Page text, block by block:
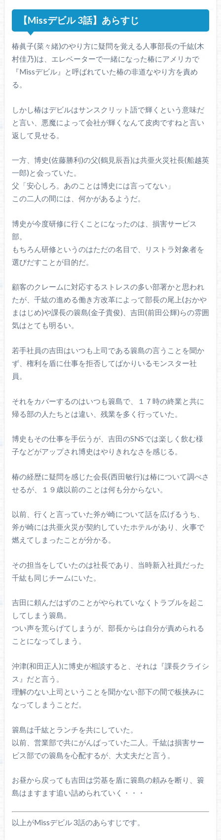
【Missデビル 3話】あらすじ
椿眞子(菜々緒)のやり方に疑問を覚える人事部長の千紘(木
村佳乃)は、エレベーターで一緒になった椿にアメリカで
『Missデビル』と呼ばれていた椿の非道なやり方を責め
る。
しかし椿はデビルはサンスクリット語で輝くという意味だ
と言い、悪魔によって会社が輝くなんて皮肉ですねと言い
返して見せる。
一方、博史(佐藤勝利)の父(鶴見辰吾)は共亜火災社長(船越英
一郎)と会っていた。
父「安心しろ。あのことは博史には言ってない」
この二人の間には、何かがあるようだ。
博史が今度研修に行くことになったのは、損害サービス
部。
もちろん研修というのはただの名目で、リストラ対象者を
選びだすことが目的だ。
顧客のクレームに対応するストレスの多い部署かと思われ
たが、千紘の進める働き方改革によって部長の尾上(おかや
まはじめ)や課長の簑島(金子貴俊)、吉田(前田公輝)らの雰囲
気はとても明るい。
若手社員の吉田はいつも上司である簑島の言うことを聞か
ず、権利を盾に仕事を拒否してばかりいるモンスター社
員。
それをカバーするのはいつも簑島で、１７時の終業と共に
帰る部の人たちとは違い、残業を多く行っていた。
博史もその仕事を手伝うが、吉田のSNSでは楽しく飲む様
子などがアップされ博史はやりきれなさを感じる。
椿の経歴に疑問を感じた会長(西田敏行)は椿について調べさ
せるが、１９歳以前のことは何も分からない。
以前、行くと言っていた斧が崎について話を広げるうち、
斧が崎には共亜火災が契約していたホテルがあり、火事で
燃えてしまったことが分かる。
その担当をしていたのは社長であり、当時新入社員だった
千紘も同じチームにいた。
吉田に頼んだはずのことがやられていなくトラブルを起こ
してしまう簑島。
つい声を荒らげてしまうが、部長からは自分が責められる
ことになってしまう。
沖津(和田正人)に博史が相談すると、それは『課長クライシ
ス』だと言う。
理解のない上司ということを聞かない部下の間で板挟みに
なってしまうことだ。
簑島は千紘とランチを共にしていた。
以前、営業部で共にがんばっていた二人。千紘は損害サー
ビス部での簑島を心配するが、大丈夫だと言う。
お昼から戻っても吉田は労基を盾に簑島の頼みを断り、簑
島はますます追い詰められていく・・・
以上がMissデビル 3話のあらすじです。